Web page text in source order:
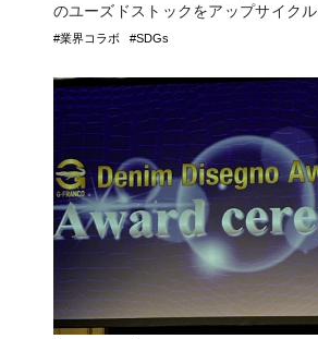
のユーズドストックをアップサイクル
#業界コラボ #SDGs